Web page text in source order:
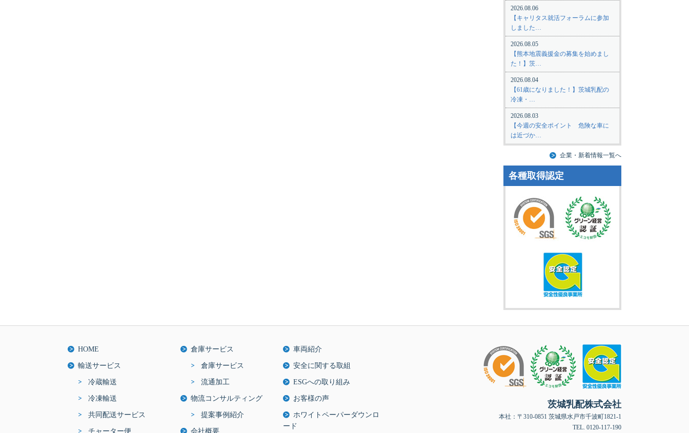
2026.08.06
【キャリタス就活フォーラムに参加
しました…
2026.08.05
【熊本地震義援金の募集を始めまし
た！】茨…
2026.08.04
【61歳になりました！】茨城乳配の
冷凍・…
2026.08.03
【今週の安全ポイント 危険な車に
は近づか…
企業・新着情報一覧へ
各種取得認定
HOME
輸送サービス
冷蔵輸送
冷凍輸送
共同配送サービス
チャーター便
倉庫サービス
倉庫サービス
流通加工
物流コンサルティング
提案事例紹介
会社概要
車両紹介
安全に関する取組
ESGへの取り組み
お客様の声
ホワイトペーパーダウンロ
ード
茨城乳配株式会社
本社：〒310-0851 茨城県水戸市千波町1821-1
TEL. 0120-117-190